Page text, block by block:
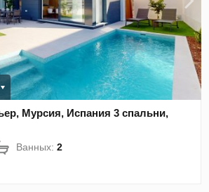
Мурсия, Испания 3 спальни,
Ванных:2